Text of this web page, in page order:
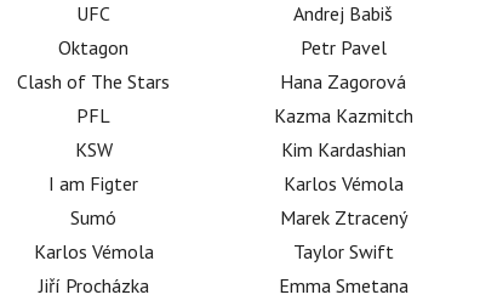
UFC
Oktagon
Clash of The Stars
PFL
KSW
I am Figter
Sumó
Karlos Vémola
Jiří Procházka
Andrej Babiš
Petr Pavel
Hana Zagorová
Kazma Kazmitch
Kim Kardashian
Karlos Vémola
Marek Ztracený
Taylor Swift
Emma Smetana